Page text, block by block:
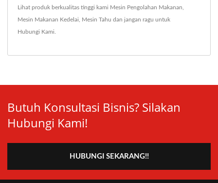
Lihat produk berkualitas tinggi kami Mesin Pengolahan Makanan
Mesin Makanan Kedelai Mesin Tahu dan jangan ragu untuk
Hubungi Kami
Butuh Konsultasi Bisnis? Silakan
Hubungi Kami!
HUBUNGI SEKARANG!!